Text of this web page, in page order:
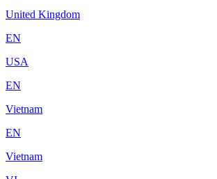
United Kingdom
EN
USA
EN
Vietnam
EN
Vietnam